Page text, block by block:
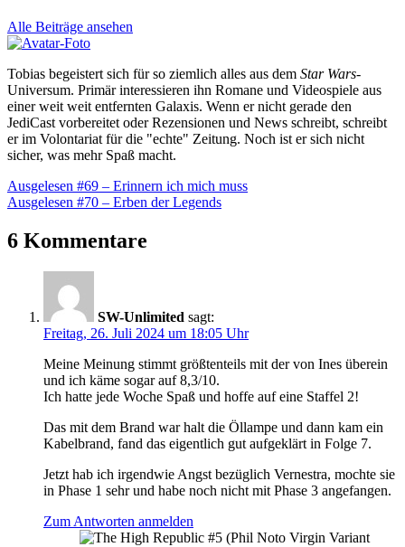
Alle Beiträge ansehen
Tobias begeistert sich für so ziemlich alles aus dem Star Wars-
Universum. Primär interessieren ihn Romane und Videospiele aus
einer weit weit entfernten Galaxis. Wenn er nicht gerade den
JediCast vorbereitet oder Rezensionen und News schreibt, schreibt
er im Volontariat für die "echte" Zeitung. Noch ist er sich nicht
sicher, was mehr Spaß macht.
Beitragsnavigation
Vorheriger
Beitrag:
Ausgelesen #69 – Erinnern ich mich muss
Nächster
Ausgelesen #70 – Erben der Legends
6 Kommentare
SW-Unlimited sagt:
Freitag, 26. Juli 2024 um 18:05 Uhr
Meine Meinung stimmt größtenteils mit der von Ines überein
und ich käme sogar auf 8,3/10.
Ich hatte jede Woche Spaß und hoffe auf eine Staffel 2!
Das mit dem Brand war halt die Öllampe und dann kam ein
Kabelbrand, fand das eigentlich gut aufgeklärt in Folge 7.
Jetzt hab ich irgendwie Angst bezüglich Vernestra, mochte sie
in Phase 1 sehr und habe noch nicht mit Phase 3 angefangen.
Zum Antworten anmelden